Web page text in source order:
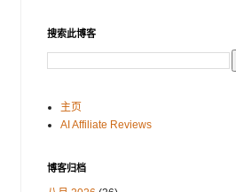
搜索此博客
主页
AI Affiliate Reviews
博客归档